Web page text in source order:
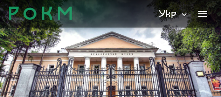
РО КМ Укрexpand_more menu